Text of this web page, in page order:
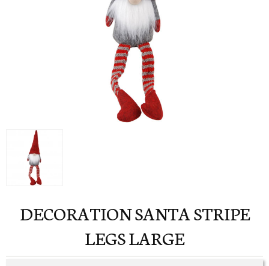
DECORATION SANTA STRIPE
LEGS LARGE